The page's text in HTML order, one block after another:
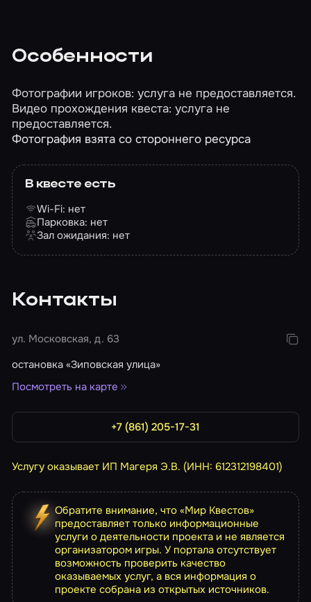
Особенности
Фотографии игроков: услуга не предоставляется.
Видео прохождения квеста: услуга не
предоставляется.
Фотография взята со стороннего ресурса
В квесте есть
Wi-Fi: нет
Парковка: нет
Зал ожидания: нет
Контакты
ул. Московская, д. 63
остановка «Зиповская улица»
Посмотреть на карте
+7 (861) 205-17-31
Услугу оказывает ИП Магеря Э.В. (ИНН: 612312198401)
Обратите внимание, что «Мир Квестов»
предоставляет только информационные
услуги о деятельности проекта и не является
организатором игры. У портала отсутствует
возможность проверить качество
оказываемых услуг, а вся информация о
проекте собрана из открытых источников.